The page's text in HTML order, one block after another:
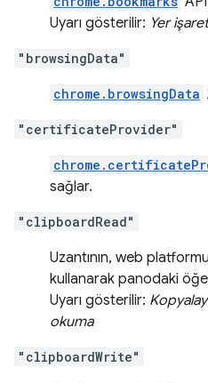
Uyarı gösterilir: Yer
"browsingData"
chrome.browsingData
"certificateProvider"
sağlar.
"clipboardRead"
Uzantının, web platformu
kullanarak panodaki
Uyarı gösterilir:
okuma
"clipboardWrite"